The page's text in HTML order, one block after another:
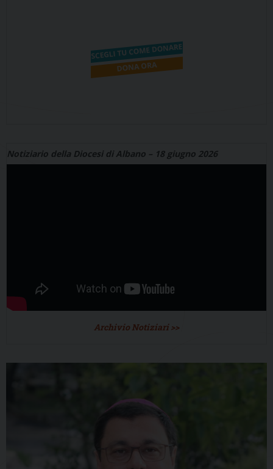
Notiziario della Diocesi di Albano – 18 giugno 2026
Archivio Notiziari >>